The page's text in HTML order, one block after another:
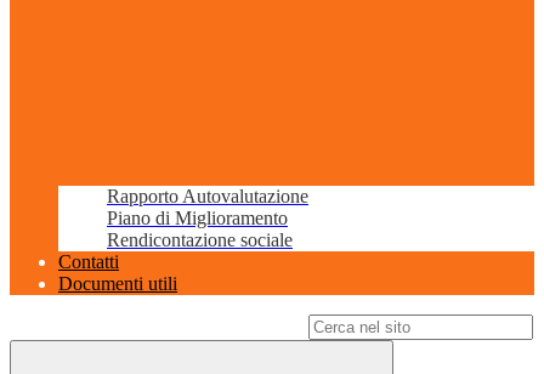
Rapporto Autovalutazione
Piano di Miglioramento
Rendicontazione sociale
Contatti
Documenti utili